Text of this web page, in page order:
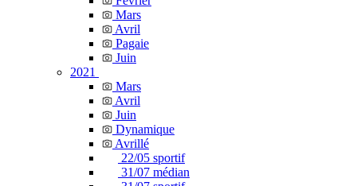
Mars
Avril
Pagaie
Juin
2021
Mars
Avril
Juin
Dynamique
Avrillé
22/05 sportif
31/07 médian